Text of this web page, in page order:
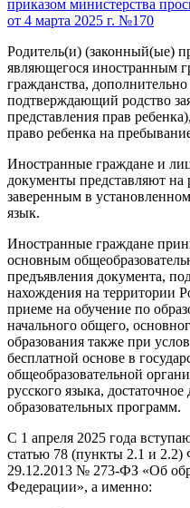
приказом министерства
от 4 марта 2025 г. №170
Родитель(и) (законный(ые)
являющегося иностранным
гражданства,
подтверждающий родство
представления прав
право ребенка на
Иностранные граждане и
документы представляют на
заверенным в
язык.
Иностранные граждане
основным
предъявления документа,
нахождения на территории
приеме на обучение по
начального общего,
образования также при
бесплатной основе в
общеобразовательной
русского языка,
образовательных программ.
С 1 апреля 2025 года
статью 78 (пункты 2.1 и 2.2)
29.12.2013 № 273-ФЗ «Об
Федерации», а именно: